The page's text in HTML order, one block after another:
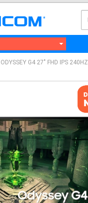
G4 27" FHD IPS 240HZ